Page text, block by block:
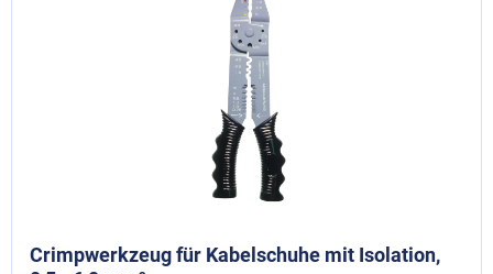
Crimpwerkzeug für Kabelschuhe mit Isolation,